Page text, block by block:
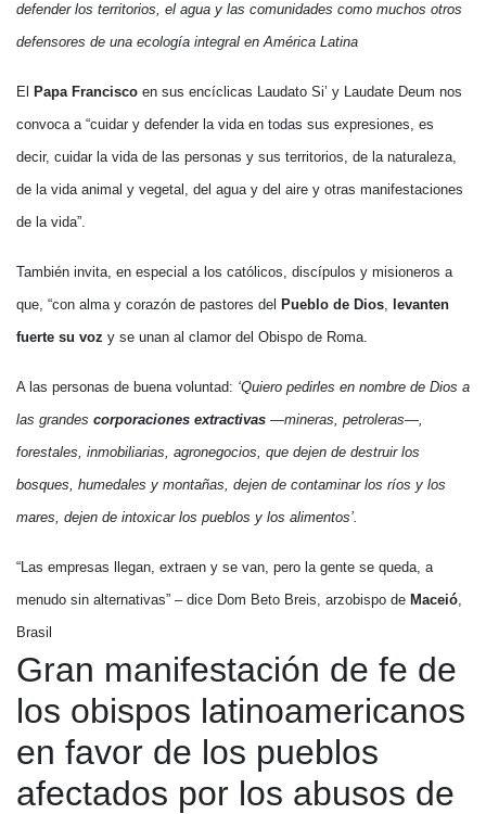
defender los territorios, el agua y las comunidades como muchos otros
defensores de una ecología integral en América Latina
El Papa Francisco en sus encíclicas Laudato Si’ y Laudate Deum nos
convoca a “cuidar y defender la vida en todas sus expresiones, es
decir, cuidar la vida de las personas y sus territorios, de la naturaleza,
de la vida animal y vegetal, del agua y del aire y otras manifestaciones
de la vida”.
También invita, en especial a los católicos, discípulos y misioneros a
que, “con alma y corazón de pastores del Pueblo de Dios, levanten
fuerte su voz y se unan al clamor del Obispo de Roma.
A las personas de buena voluntad: ‘Quiero pedirles en nombre de Dios a
las grandes corporaciones extractivas —mineras, petroleras—,
forestales, inmobiliarias, agronegocios, que dejen de destruir los
bosques, humedales y montañas, dejen de contaminar los ríos y los
mares, dejen de intoxicar los pueblos y los alimentos’.
“Las empresas llegan, extraen y se van, pero la gente se queda, a
menudo sin alternativas” – dice Dom Beto Breis, arzobispo de Maceió,
Brasil
Gran manifestación de fe de
los obispos latinoamericanos
en favor de los pueblos
afectados por los abusos de